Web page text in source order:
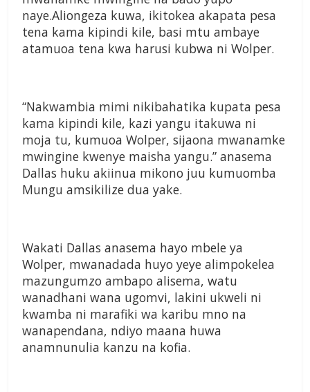
naye.Aliongeza kuwa, ikitokea akapata pesa
tena kama kipindi kile, basi mtu ambaye
atamuoa tena kwa harusi kubwa ni Wolper.
“Nakwambia mimi nikibahatika kupata pesa
kama kipindi kile, kazi yangu itakuwa ni
moja tu, kumuoa Wolper, sijaona mwanamke
mwingine kwenye maisha yangu.” anasema
Dallas huku akiinua mikono juu kumuomba
Mungu amsikilize dua yake.
Wakati Dallas anasema hayo mbele ya
Wolper, mwanadada huyo yeye alimpokelea
mazungumzo ambapo alisema, watu
wanadhani wana ugomvi, lakini ukweli ni
kwamba ni marafiki wa karibu mno na
wanapendana, ndiyo maana huwa
anamnunulia kanzu na kofia.